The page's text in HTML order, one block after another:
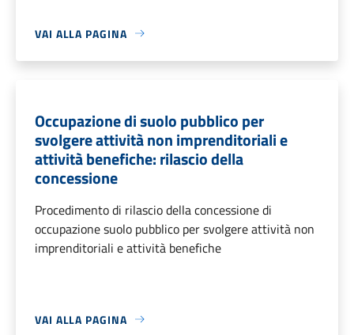
VAI ALLA PAGINA
Occupazione di suolo pubblico per
svolgere attività non imprenditoriali e
attività benefiche: rilascio della
concessione
Procedimento di rilascio della concessione di
occupazione suolo pubblico per svolgere attività non
imprenditoriali e attività benefiche
VAI ALLA PAGINA